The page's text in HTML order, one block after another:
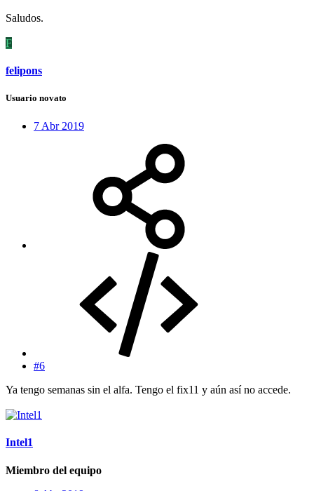
Saludos.
F
felipons
Usuario novato
7 Abr 2019
#6
Ya tengo semanas sin el alfa. Tengo el fix11 y aún así no accede.
Intel1
Miembro del equipo